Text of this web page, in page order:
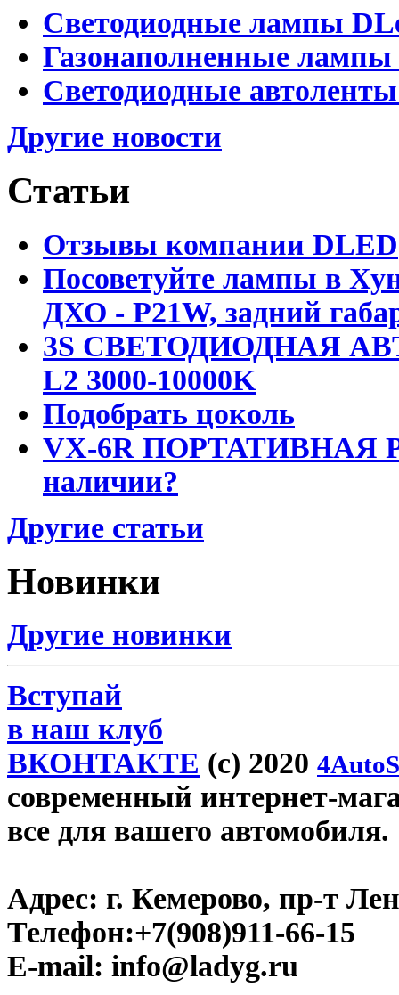
Светодиодные лампы
Газонаполненные
Светодиодные
Другие новости
Статьи
Отзывы компании DLED
Посоветуйте лампы в
ДХО - P21W, задний
3S СВЕТОДИОДНАЯ
L2 3000-10000K
Подобрать цоколь
VX-6R ПОРТАТИВНАЯ
наличии?
Другие статьи
Новинки
Другие новинки
Вступай
в наш клуб
ВКОНТАКТЕ (c) 2020
современный интернет-
все для вашего автомобиля.
Адрес: г. Кемерово, пр-т
Телефон:+7(908)911-66-15
E-mail: info@ladyg.ru